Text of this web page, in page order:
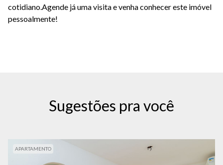
cotidiano.Agende já uma visita e venha conhecer este imóvel
pessoalmente!
Sugestões pra você
APARTAMENTO